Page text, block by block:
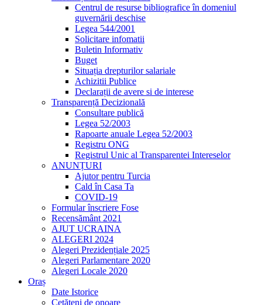
Centrul de resurse bibliografice în domeniul
guvernării deschise
Legea 544/2001
Solicitare infomatii
Buletin Informativ
Buget
Situația drepturilor salariale
Achizitii Publice
Declarații de avere si de interese
Transparență Decizională
Consultare publică
Legea 52/2003
Rapoarte anuale Legea 52/2003
Registru ONG
Registrul Unic al Transparentei Intereselor
ANUNȚURI
Ajutor pentru Turcia
Cald în Casa Ta
COVID-19
Formular înscriere Fose
Recensământ 2021
AJUT UCRAINA
ALEGERI 2024
Alegeri Prezidențiale 2025
Alegeri Parlamentare 2020
Alegeri Locale 2020
Oraș
Date Istorice
Cetățeni de onoare